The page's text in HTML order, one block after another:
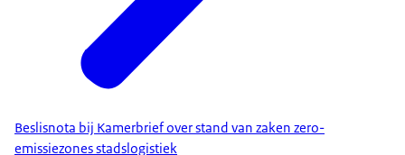
Beslisnota bij Kamerbrief over stand van zaken zero-
emissiezones stadslogistiek